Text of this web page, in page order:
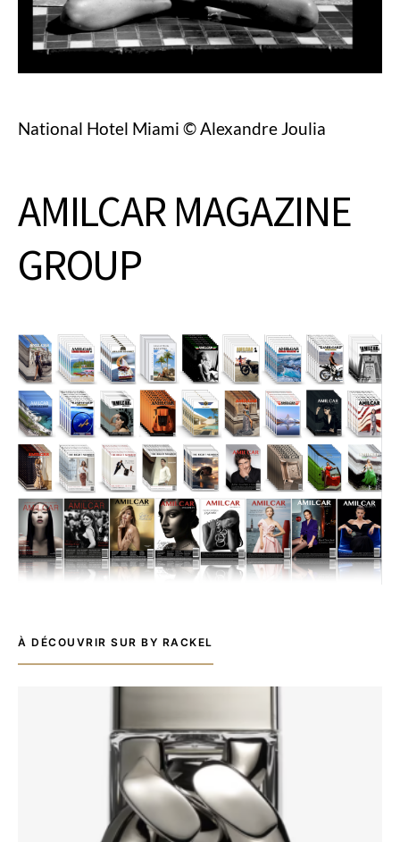
National Hotel Miami © Alexandre Joulia
AMILCAR MAGAZINE
GROUP
À DÉCOUVRIR SUR BY RACKEL